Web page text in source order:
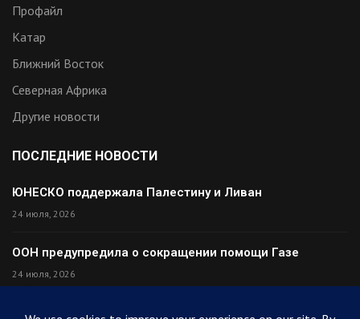
Профайл
Катар
Ближний Восток
Северная Африка
Другие новости
ПОСЛЕДНИЕ НОВОСТИ
ЮНЕСКО поддержала Палестину и Ливан
24 июля, 2026
ООН предупредила о сокращении помощи Газе
24 июля, 2026
Премьер Ирака прибыл в Тегеран с миром